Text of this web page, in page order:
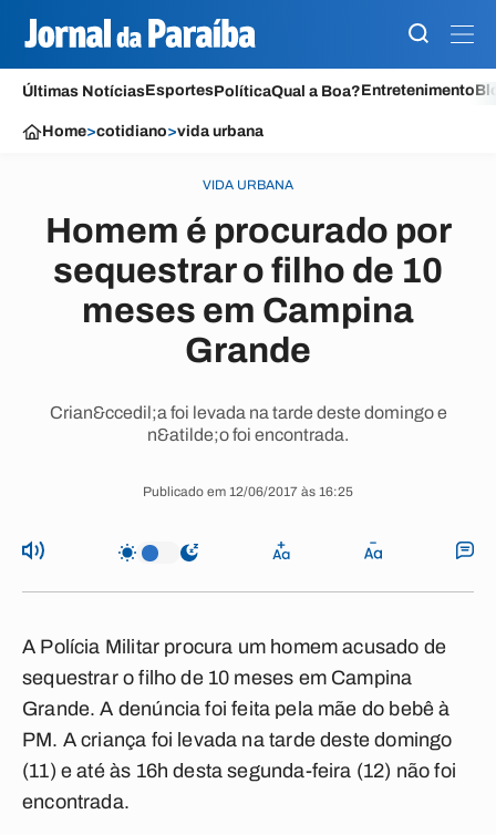
Últimas NotíciasEsportesPolíticaQual a Boa?Entretenimento
Home>cotidiano>vida urbana
VIDA URBANA
Homem é procurado por
sequestrar o filho de 10
meses em Campina
Grande
Crian&ccedil;a foi levada na tarde deste domingo e
n&atilde;o foi encontrada.
Publicado em 12/06/2017 às 16:25
A Polícia Militar procura um homem acusado de
sequestrar o filho de 10 meses em Campina
Grande. A denúncia foi feita pela mãe do bebê à
PM. A criança foi levada na tarde deste domingo
(11) e até às 16h desta segunda-feira (12) não foi
encontrada.